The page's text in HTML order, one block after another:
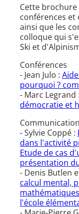
Cette
conférences
ainsi que les
colloque qui
Ski et
Conférences
- Jean Julo :
pourquoi ?
- Marc Legrand :
démocratie et
- Sylvie Coppé :
dans l'activité
Etude de cas
présentation
- Denis Butlen
calcul mental,
l'école